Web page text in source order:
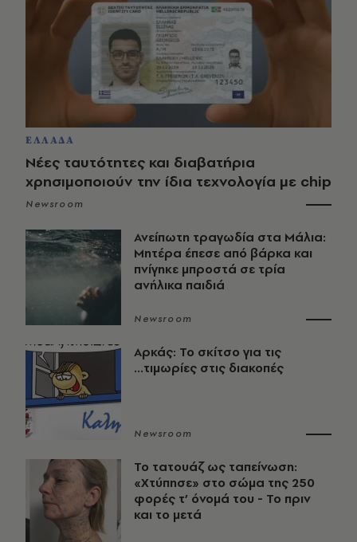
ΕΛΛΑΔΑ
Νέες ταυτότητες και διαβατήρια
χρησιμοποιούν την ίδια τεχνολογία με chip
Newsroom
Ανείπωτη τραγωδία στα Μάλια:
Μητέρα έπεσε από βάρκα και
πνίγηκε μπροστά σε τρία
ανήλικα παιδιά
Newsroom
Αρκάς: Το σκίτσο για τις
...τιμωρίες στις διακοπές
Newsroom
Το τατουάζ ως ταπείνωση:
«Χτύπησε» στο σώμα της 250
φορές τ’ όνομά του - Το πριν
και το μετά